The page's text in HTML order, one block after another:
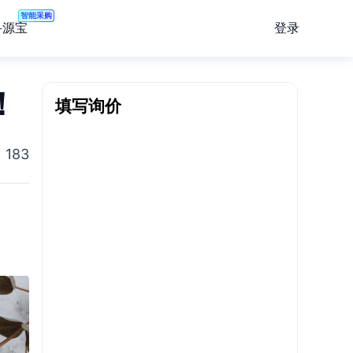
宝
智能采购
登录
183
填写询价